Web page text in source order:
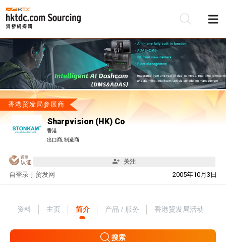
香港贸发局参展商
Sharpvision (HK) Co
香港
出口商, 制造商
关注
自 2005年10月3日
登录于贸发网
资料 主页 简介 产品 / 服务 香港贸发局活动
搜索